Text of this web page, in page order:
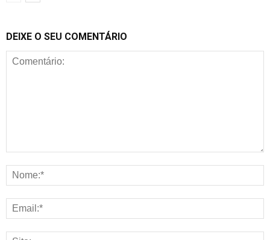
DEIXE O SEU COMENTÁRIO